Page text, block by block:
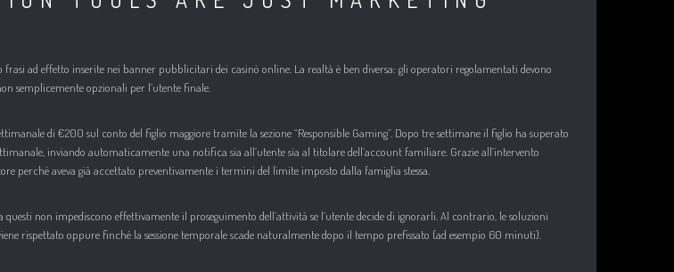
ad effetto inserite nei banner pubblicitari dei casinò online. La realtà è ben diversa: gli operatori regolamentati devono
semplicemente opzionali per l’utente finale.
di €200 sul conto del figlio maggiore tramite la sezione “Responsible Gaming”. Dopo tre settimane il figlio ha superato
inviando automaticamente una notifica sia all’utente sia al titolare dell’account familiare. Grazie all’intervento
perché aveva già accettato preventivamente i termini del limite imposto dalla famiglia stessa.
non impediscono effettivamente il proseguimento dell’attività se l’utente decide di ignorarli. Al contrario, le soluzioni
rispettato oppure finché la sessione temporale scade naturalmente dopo il tempo prefissato (ad esempio 60 minuti).